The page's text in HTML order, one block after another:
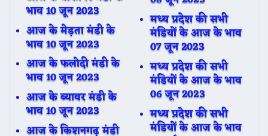
भाव 10 जून 2023
आज के मेड़ता मंडी के
भाव 10 जून 2023
आज के फलोदी मंडी के
भाव 10 जून 2023
आज के ब्यावर मंडी के
भाव 10 जून 2023
आज के किशनगढ़ मंडी
मध्य प्रदेश की सभी
मंडियों के आज के भाव
07 जून 2023
मध्य प्रदेश की सभी
मंडियों के आज के भाव
06 जून 2023
मध्य प्रदेश की सभी
मंडियों के आज के भाव